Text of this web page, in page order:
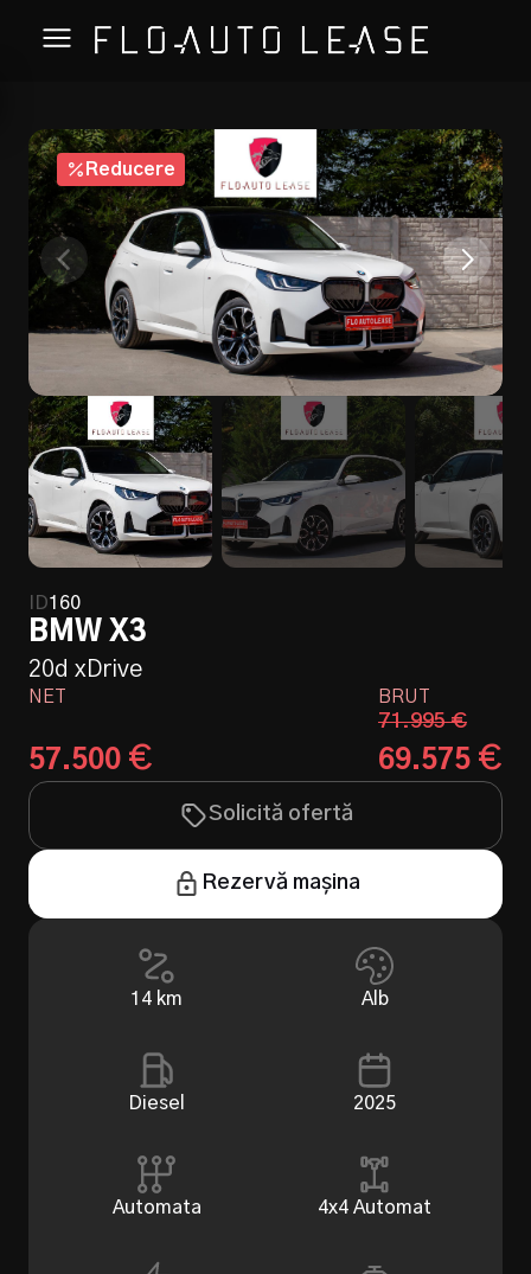
Reducere
BMW X3
20d xDrive
ID160
NET
57.500 €
BRUT
71.995€
69.575 €
Solicită ofertă
Rezervă mașina
14 km Alb
Diesel 2025
Automata 4x4 Automat